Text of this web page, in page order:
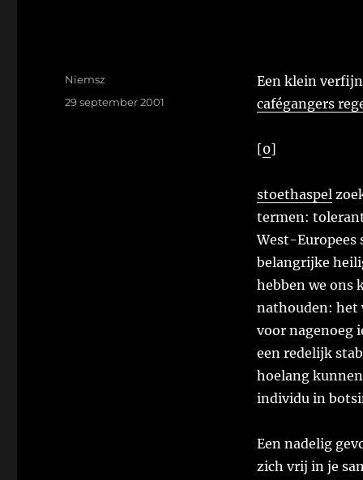
Een klein
cafégangers
[0]
stoethaspel
termen:
West-Europees
belangrijke
hebben we ons
nathouden: het
voor nagenoeg
een redelijk
hoelang
individu in
Een nadelig
zich vrij in je
Auteur
Niemsz
Geplaatst
29 september 2001